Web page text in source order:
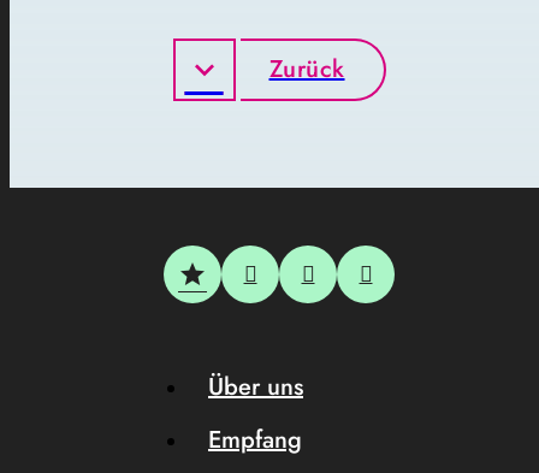
Zurück
Über uns
Empfang